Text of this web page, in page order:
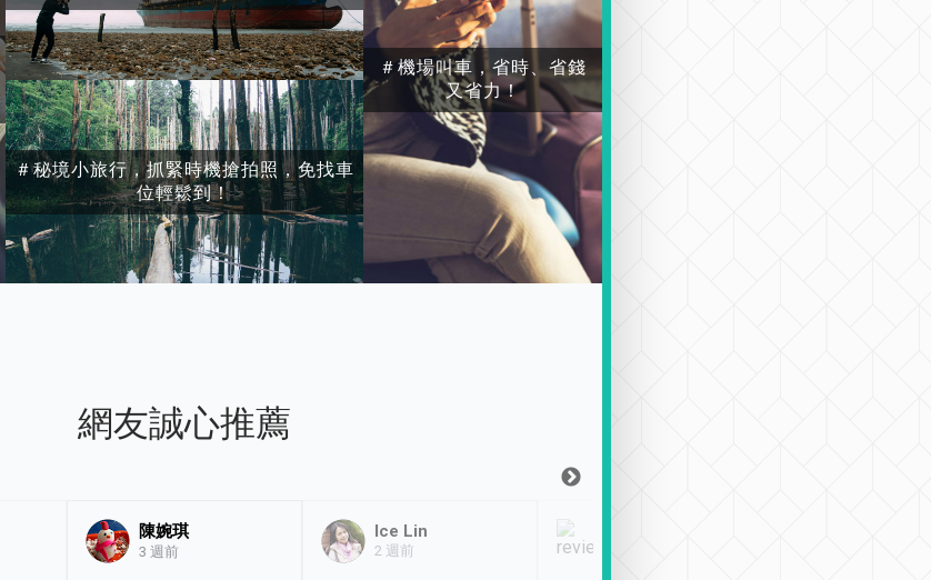
＃秘境小旅行，抓緊時機搶拍照，免找車
位輕鬆到！
＃機場叫車，省時、省錢
又省力！
網友誠心推薦
陳婉琪
3 週前
Ice Lin
2 週前